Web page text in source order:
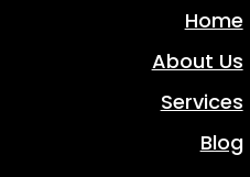
Home
About Us
Services
Blog